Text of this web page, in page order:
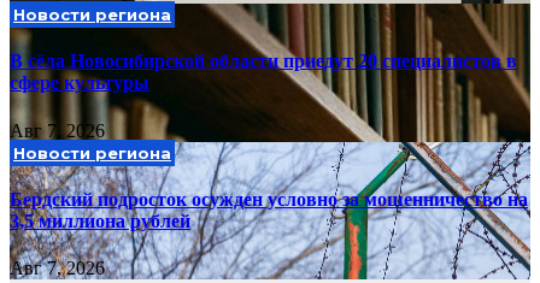
Новости региона
В сёла Новосибирской области приедут 20 специалистов в
сфере культуры
Авг 7, 2026
Новости региона
Бердский подросток осужден условно за мошенничество на
3,5 миллиона рублей
Авг 7, 2026